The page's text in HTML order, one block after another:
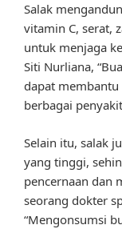
Salak
vitamin C, serat,
untuk menjaga
Siti Nurliana,
dapat
berbagai
Selain itu, salak
yang tinggi,
pencernaan dan
seorang dokter
“Mengonsumsi